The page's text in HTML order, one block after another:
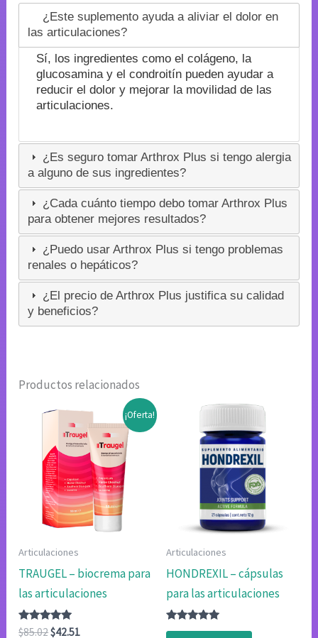
¿Este suplemento ayuda a aliviar el dolor en
las articulaciones?
Sí, los ingredientes como el colágeno, la
glucosamina y el condroitín pueden ayudar a
reducir el dolor y mejorar la movilidad de las
articulaciones.
¿Es seguro tomar Arthrox Plus si tengo alergia
a alguno de sus ingredientes?
¿Cada cuánto tiempo debo tomar Arthrox Plus
para obtener mejores resultados?
¿Puedo usar Arthrox Plus si tengo problemas
renales o hepáticos?
¿El precio de Arthrox Plus justifica su calidad
y beneficios?
Productos relacionados
¡Oferta!
Articulaciones
TRAUGEL – biocrema para
las articulaciones
Valorado
$85.02El
$42.51El
Articulaciones
HONDREXIL – cápsulas
para las articulaciones
Valorado